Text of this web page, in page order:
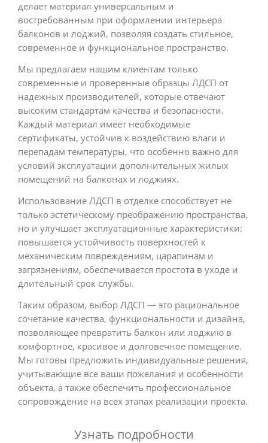
делает материал универсальным и
востребованным при оформлении интерьера
балконов и лоджий, позволяя создать стильное,
современное и функциональное пространство.
Мы предлагаем нашим клиентам только
современные и проверенные образцы ЛДСП от
надежных производителей, которые отвечают
высоким стандартам качества и безопасности.
Каждый материал имеет необходимые
сертификаты, устойчив к воздействию влаги и
перепадам температуры, что особенно важно для
условий эксплуатации дополнительных жилых
помещений на балконах и лоджиях.
Использование ЛДСП в отделке способствует не
только эстетическому преображению пространства,
но и улучшает эксплуатационные характеристики:
повышается устойчивость поверхностей к
механическим повреждениям, царапинам и
загрязнениям, обеспечивается простота в уходе и
длительный срок службы.
Таким образом, выбор ЛДСП — это рациональное
сочетание качества, функциональности и дизайна,
позволяющее превратить балкон или лоджию в
комфортное, красивое и долговечное помещение.
Мы готовы предложить индивидуальные решения,
учитывающие все ваши пожелания и особенности
объекта, а также обеспечить профессиональное
сопровождение на всех этапах реализации проекта.
Узнать подробности